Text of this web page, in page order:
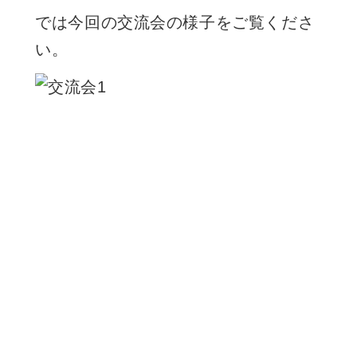
では今回の交流会の様子をご覧くださ
い。